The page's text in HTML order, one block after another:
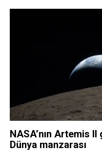
NASA’nın Artemis
Dünya manzarası